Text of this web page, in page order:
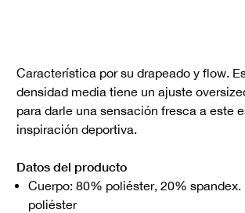
Característica por su drapeado y flow.
densidad media tiene un ajuste
para darle una sensación fresca a este
inspiración deportiva.
Datos del producto
Cuerpo: 80% poliéster, 20% spandex.
poliéster